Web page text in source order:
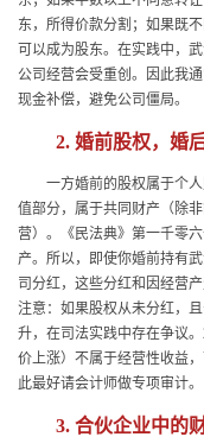
东，所得价款分割；如果既
可以成为股东。在实践中，
公司经营会受重创。因此我
现金补偿，避免公司僵局。
2. 婚前股权，婚
一方婚前的股权属于个
值部分，属于共同财产（除
营）。《民法典》第一千零
产。所以，即使你婚前持有
司分红，这些分红和因经营
注意：如果股权从未分红，
升，在司法实践中存在争议
价上涨）不属于经营性收益
此最好请会计师做专项审计。
3. 合伙企业中的